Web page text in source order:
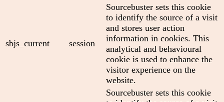
sbjs_current session
Sourcebuster sets this cookie
to identify the source of a visit
and stores user action
information in cookies. This
analytical and behavioural
cookie is used to enhance the
visitor experience on the
website.
Sourcebuster sets this cookie